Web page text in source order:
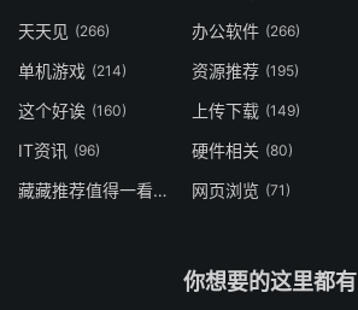
天天见 (266) 办公软件 (266)
单机游戏 (214) 资源推荐 (195)
这个好诶 (160) 上传下载 (149)
IT资讯 (96) 硬件相关 (80)
藏藏推荐值得一看 网页浏览 (71)
你想要的这里都有